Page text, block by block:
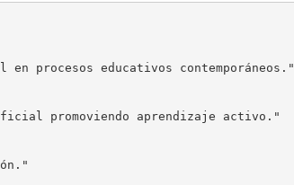
educativos contemporáneos."
promoviendo aprendizaje activo."